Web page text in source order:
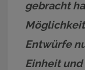
gebracht
Entwürfe
Einheit